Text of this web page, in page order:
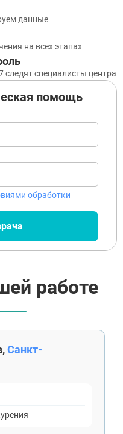
данные
на всех этапах
следят специалисты центра
помощь
обработки
работе
Санкт-